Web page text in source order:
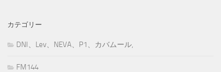
カテゴリー
DNI、Lev、NEVA、P1、カバムール,
FM144